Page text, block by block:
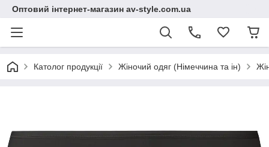
Оптовий інтернет-магазин av-style.com.ua
Католог продукції Жіночий одяг (Німеччина та ін)